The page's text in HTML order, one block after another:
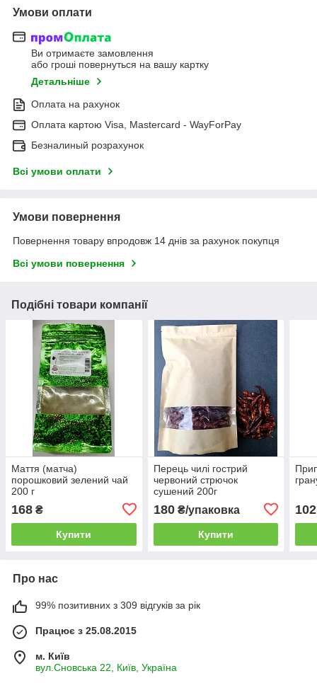
Умови оплати
Ви отримаєте замовлення
або гроші повернуться на вашу картку
Детальніше
Оплата на рахунок
Оплата картою Visa, Mastercard - WayForPay
Безналиный розрахунок
Всі умови оплати
Умови повернення
Повернення товару впродовж 14 днів за рахунок покупця
Всі умови повернення
Подібні товари компанії
Маття (матча)
порошковий зелений чай
200 г
168 ₴
Купити
Перець чилі гострий
червоний стрючок
сушений 200г
180₴/упаковка
Купити
102
Про нас
99% позитивних з 309 відгуків за рік
Працює з 25.08.2015
м. Київ
вул.Сновська 22, Київ, Україна